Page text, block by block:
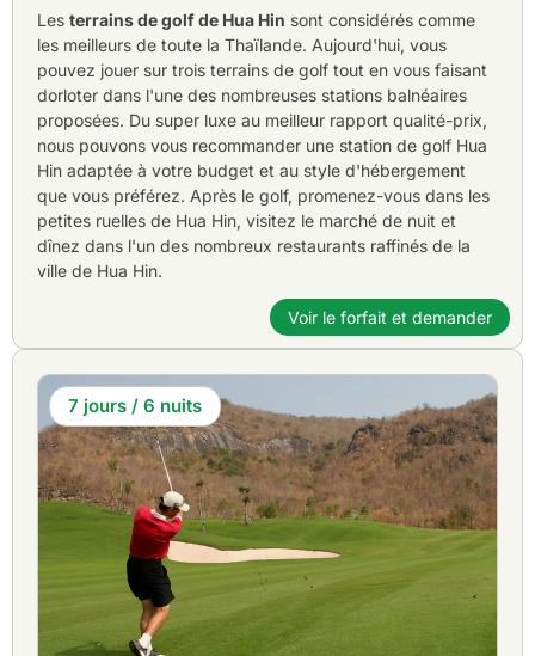
Les terrains de golf de Hua Hin sont considérés comme
les meilleurs de toute la Thaïlande. Aujourd'hui, vous
pouvez jouer sur trois terrains de golf tout en vous faisant
dorloter dans l'une des nombreuses stations balnéaires
proposées. Du super luxe au meilleur rapport qualité-prix,
nous pouvons vous recommander une station de golf Hua
Hin adaptée à votre budget et au style d'hébergement
que vous préférez. Après le golf, promenez-vous dans les
petites ruelles de Hua Hin, visitez le marché de nuit et
dînez dans l'un des nombreux restaurants raffinés de la
ville de Hua Hin.
Voir le forfait et demander
7 jours / 6 nuits